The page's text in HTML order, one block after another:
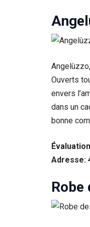
Ouverts
envers
dans un
bonne
Adresse:
Robe